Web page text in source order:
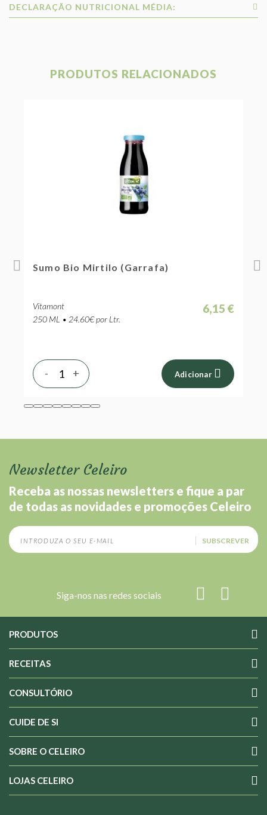
DECLARAÇÃO NUTRICIONAL MÉDIA:
PRODUTOS RELACIONADOS
Sumo Bio Mirtilo (Garrafa)
Vitamont
250 ML • 24.60€ por Ltr.
6,15 €
+
- Adicionar
Newsletter Celeiro
Receba as nossas newsletters e fique a par
de todas as novidades e promoções Celeiro
SUBSCREVER
Siga-nos nas redes sociais
PRODUTOS
RECEITAS
CONSULTÓRIO
CUIDE DE SI
SOBRE O CELEIRO
LOJAS CELEIRO